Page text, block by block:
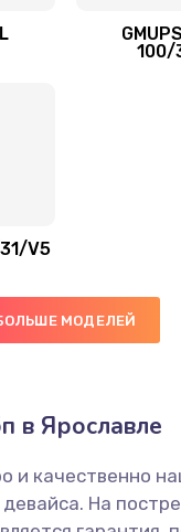
100/
V5
МОДЕЛЕЙ
в Ярославле
и качественно
На